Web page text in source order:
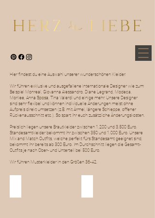
Hier findest du eine Auswahl unserer wunderschönen Kleider.
Wir führen exklusive und ausgefallene internationale Designer wie zum
Beispiel Monreal, Giovanna Alessandro, Diane Legrand, Modeca,
Morilee, Anna Sposa, Tina Valerdi und einige mehr. Unsere Designer
sind sehr flexibel und können individuelle Änderungen meist ohne
Aufpreis direkt umsetzen (z.B. mit Ärmel, längere Schleppe, offener
Rückenausschnitt etc.). So spart ihr euch zusätzliche Änderungskosten.
Preislich liegen unsere Brautkleider zwischen 1.200 und 3.500 Euro.
Standesamtkleider bekommt ihr zwischen 350 und 1.000 Euro. Unsere
Mix and Match Outfits, welche perfekt fürs Standesamt geeignet sind,
bekommt ihr bereits ab 300 Euro. Im Durchschnitt liegen die Gesamt-
Outfits je nach Ober- und Unterteil bei 500 Euro.
Wir führen Musterkleider in den Größen 36-42.